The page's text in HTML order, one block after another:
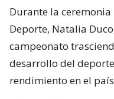
Durante la
Deporte, Natalia
campeonato
desarrollo del
rendimiento en el